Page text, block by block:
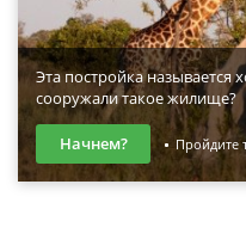
Эта постройка называется
сооружали такое жилище?
Начнем? Пройдите